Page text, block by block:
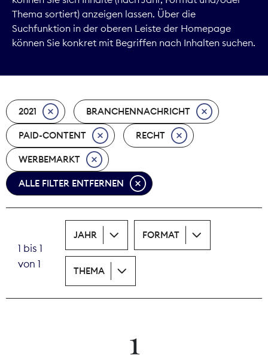
Kommunikation
Marktdaten
Nachhaltigkeit
Nachwuchs
Nova Award
Print
Wächterpreis
Thema sortiert) anzeigen lassen. Über die
Suchfunktion in der oberen Leiste der Homepage
können Sie konkret mit Begriffen nach Inhalten suchen.
2021 BRANCHENNACHRICHT
PAID-CONTENT RECHT
WERBEMARKT
ALLE FILTER ENTFERNEN
1 bis 1
von 1
JAHR FORMAT
THEMA
1